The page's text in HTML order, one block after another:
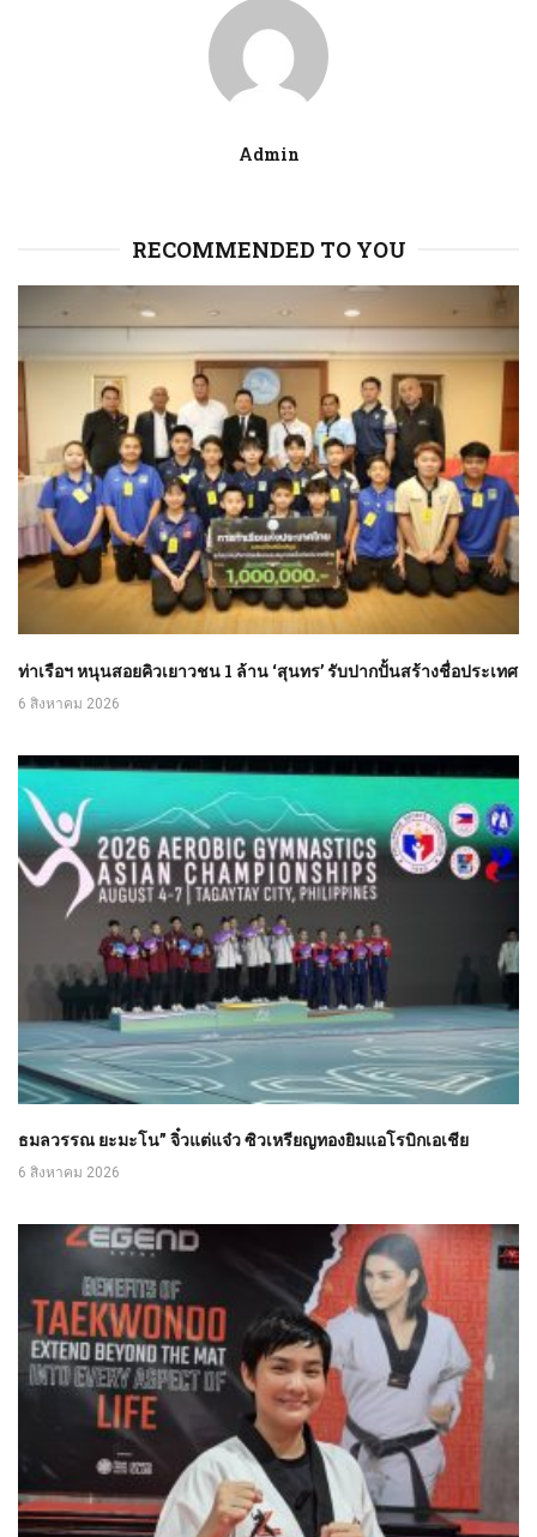
Admin
RECOMMENDED TO YOU
ท่าเรือฯ หนุนสอยคิวเยาวชน 1 ล้าน ‘สุนทร’ รับปากปั้นสร้างชื่อประเทศ
6 สิงหาคม 2026
ธมลวรรณ ยะมะโน” จิ๋วแต่แจ๋ว ซิวเหรียญทองยิมแอโรบิกเอเชีย
6 สิงหาคม 2026